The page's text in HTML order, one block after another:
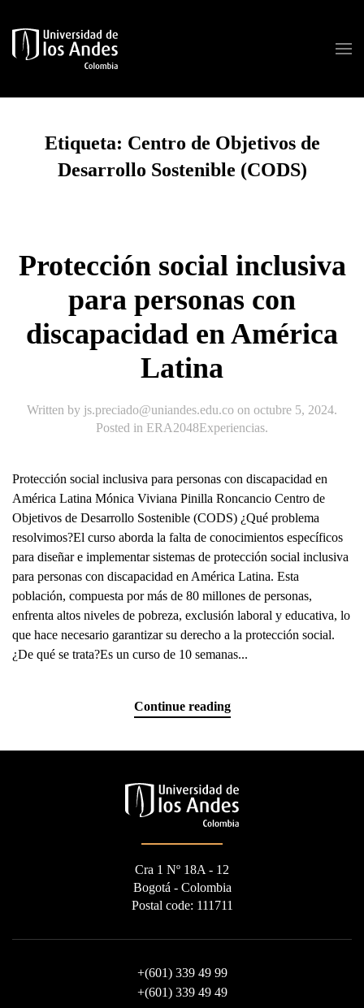
Skip to main content
Etiqueta: Centro de Objetivos de
Desarrollo Sostenible (CODS)
Protección social inclusiva
para personas con
discapacidad en América
Latina
Written by js.preciado@uniandes.edu.co on octubre 5, 2024.
Posted in ERA2048Experiencias.
Protección social inclusiva para personas con discapacidad en
América Latina Mónica Viviana Pinilla Roncancio Centro de
Objetivos de Desarrollo Sostenible (CODS) ¿Qué problema
resolvimos?El curso aborda la falta de conocimientos específicos
para diseñar e implementar sistemas de protección social inclusiva
para personas con discapacidad en América Latina. Esta
población, compuesta por más de 80 millones de personas,
enfrenta altos niveles de pobreza, exclusión laboral y educativa, lo
que hace necesario garantizar su derecho a la protección social.
¿De qué se trata?Es un curso de 10 semanas...
Continue reading
Cra 1 Nº 18A - 12
Bogotá - Colombia
Postal code: 111711
+(601) 339 49 99
+(601) 339 49 49